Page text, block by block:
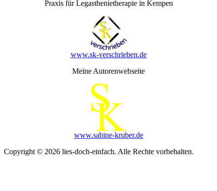
Praxis für Legasthenietherapie in Kempen
www.sk-verschrieben.de
Meine Autorenwebseite
www.sabine-kruber.de
Copyright © 2026 lies-doch-einfach. Alle Rechte vorbehalten.